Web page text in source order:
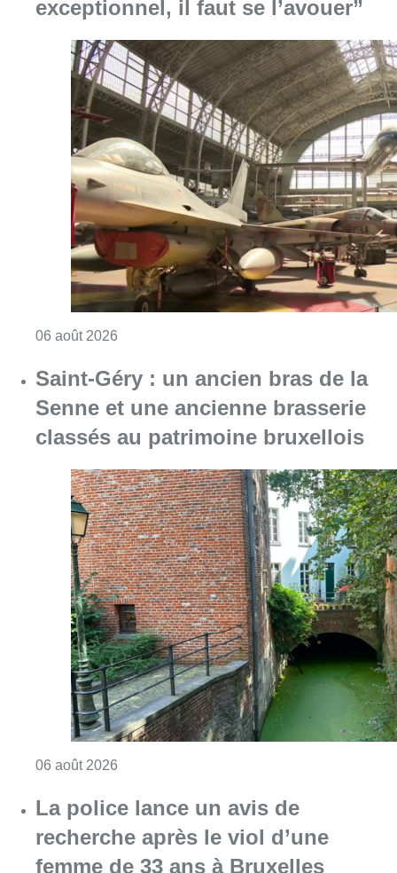
06 août 2026Consulter l'article "À Bruxelles, le blocus
Saint-Géry : un ancien bras de la
Senne et une ancienne brasserie
classés au patrimoine bruxellois
06 août 2026Consulter l'article "Saint-Géry : un ancien
La police lance un avis de
recherche après le viol d’une
femme de 33 ans à Bruxelles